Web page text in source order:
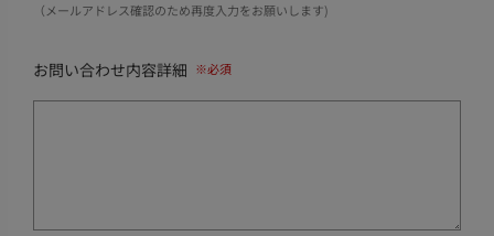
（メールアドレス確認のため再度入力をお願いします)
お問い合わせ内容詳細